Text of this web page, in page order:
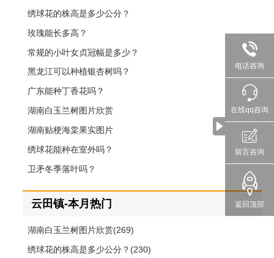
电话咨询
在线qq咨询
留言咨询
返回顶部
绣球花的株高是多少公分？
玫瑰能长多高？
常规的小叶女贞冠幅是多少？
黑龙江可以种植银杏树吗？
广东能种丁香花吗？
湖南白玉兰树图片欣赏
湖南贴梗海棠果实图片
绣球花能种在室外吗？
卫矛冬季落叶吗？
云田镇-本月热门
湖南白玉兰树图片欣赏(269)
绣球花的株高是多少公分？(230)